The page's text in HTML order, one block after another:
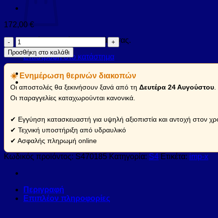
Κανένα προϊόν στο καλάθι σας.
Επιστροφή στο κατάστημα
172,00 €
Καμπίνα
από
τοίχο
τοίχο
με
κρύσταλλο
KARAG
70-
75x185cm
(S470185)
ποσότητα
Προσθήκη στο καλάθι
☀️ Ενημέρωση θερινών διακοπών
Οι αποστολές θα ξεκινήσουν ξανά από τη Δευτέρα 24 Αυγούστου
Οι παραγγελίες καταχωρούνται κανονικά.
✔ Εγγύηση κατασκευαστή για υψηλή αξιοπιστία και αντοχή στον
✔ Τεχνική υποστήριξη από υδραυλικό
✔ Ασφαλής πληρωμή online
Κωδικός προϊόντος: S470185 Κατηγορία: S4 Ετικέτα: imp-x
Περιγραφή
Επιπλέον πληροφορίες